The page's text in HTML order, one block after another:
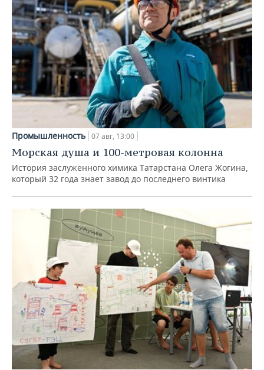
Промышленность 07 авг, 13:00
Морская душа и 100-метровая колонна
История заслуженного химика Татарстана Олега Жогина,
который 32 года знает завод до последнего винтика